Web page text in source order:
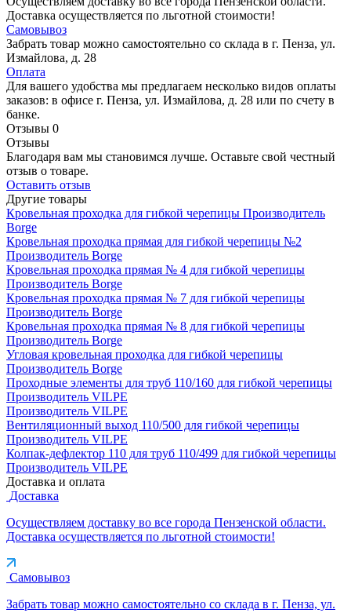
Доставка осуществляется по льготной стоимости!
Самовывоз
Забрать товар можно самостоятельно со склада в г. Пенза, ул.
Измайлова, д. 28
Оплата
Для вашего удобства мы предлагаем несколько видов оплаты
заказов: в офисе г. Пенза, ул. Измайлова, д. 28 или по счету в
банке.
Отзывы 0
Отзывы
Благодаря вам мы становимся лучше. Оставьте свой честный
отзыв о товаре.
Оставить отзыв
Другие товары
Кровельная проходка для гибкой черепицы Производитель
Borge
Кровельная проходка прямая для гибкой черепицы №2
Производитель Borge
Кровельная проходка прямая № 4 для гибкой черепицы
Производитель Borge
Кровельная проходка прямая № 7 для гибкой черепицы
Производитель Borge
Кровельная проходка прямая № 8 для гибкой черепицы
Производитель Borge
Угловая кровельная проходка для гибкой черепицы
Производитель Borge
Проходные элементы для труб 110/160 для гибкой черепицы
Производитель VILPE
Производитель VILPE
Вентиляционный выход 110/500 для гибкой черепицы
Производитель VILPE
Колпак-дефлектор 110 для труб 110/499 для гибкой черепицы
Производитель VILPE
Доставка и оплата
Доставка
Осуществляем доставку во все города Пензенской области.
Доставка осуществляется по льготной стоимости!
Самовывоз
Забрать товар можно самостоятельно со склада в г. Пенза, ул.